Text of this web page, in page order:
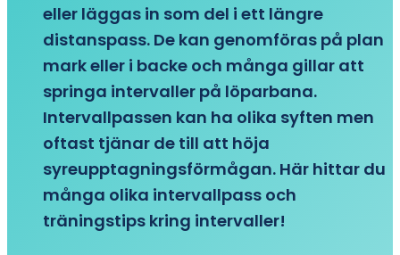
eller läggas in som del i ett längre
distanspass. De kan genomföras på plan
mark eller i backe och många gillar att
springa intervaller på löparbana.
Intervallpassen kan ha olika syften men
oftast tjänar de till att höja
syreupptagningsförmågan. Här hittar du
många olika intervallpass och
träningstips kring intervaller!